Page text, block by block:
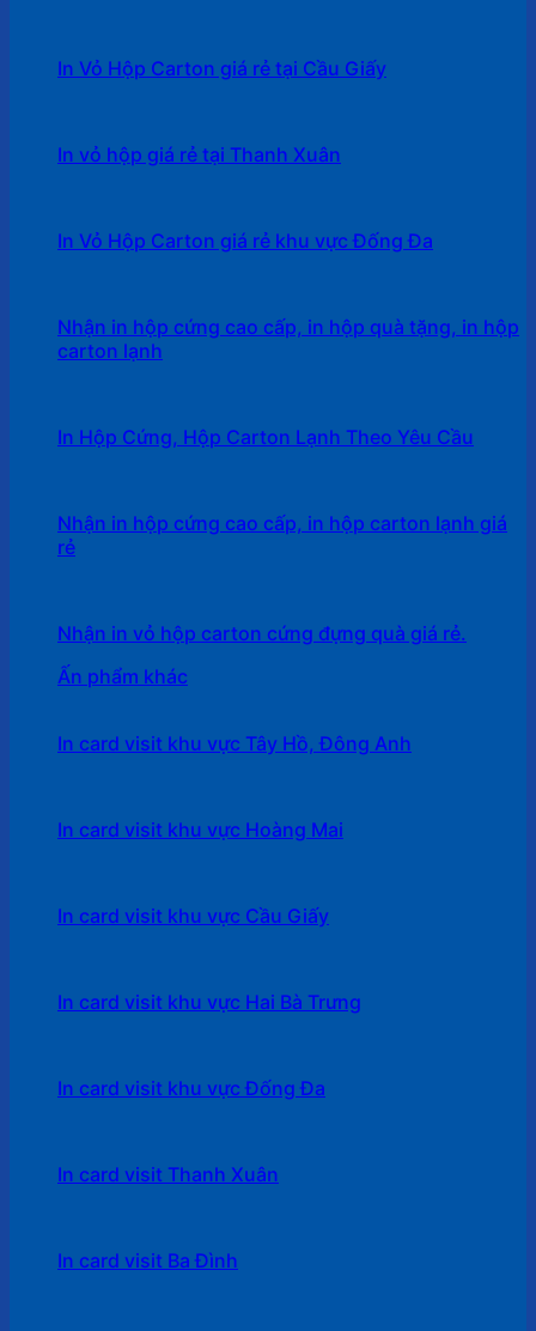
In Vỏ Hộp Carton giá rẻ tại Cầu Giấy
In vỏ hộp giá rẻ tại Thanh Xuân
In Vỏ Hộp Carton giá rẻ khu vực Đống Đa
Nhận in hộp cứng cao cấp, in hộp quà tặng, in hộp
carton lạnh
In Hộp Cứng, Hộp Carton Lạnh Theo Yêu Cầu
Nhận in hộp cứng cao cấp, in hộp carton lạnh giá
rẻ
Nhận in vỏ hộp carton cứng đựng quà giá rẻ.
Ấn phẩm khác
In card visit khu vực Tây Hồ, Đông Anh
In card visit khu vực Hoàng Mai
In card visit khu vực Cầu Giấy
In card visit khu vực Hai Bà Trưng
In card visit khu vực Đống Đa
In card visit Thanh Xuân
In card visit Ba Đình